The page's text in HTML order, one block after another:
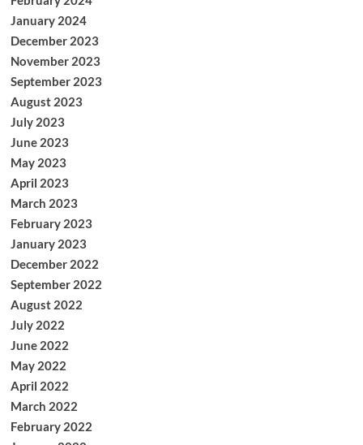
January 2024
December 2023
November 2023
September 2023
August 2023
July 2023
June 2023
May 2023
April 2023
March 2023
February 2023
January 2023
December 2022
September 2022
August 2022
July 2022
June 2022
May 2022
April 2022
March 2022
February 2022